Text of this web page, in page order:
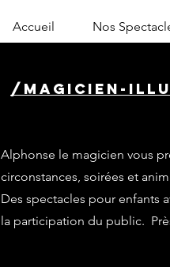
Accueil Nos
/magicien-
Alphonse le magicien vous
circonstances, soirées et
Des spectacles pour enfants
la participation du public.